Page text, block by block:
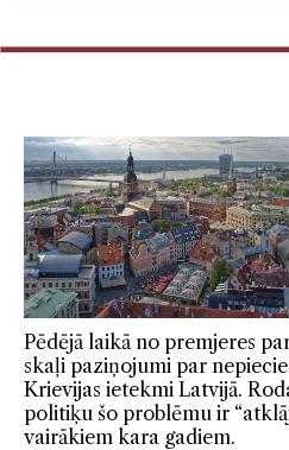
Pēdējā laikā no premjeres
skaļi paziņojumi par
Krievijas ietekmi Latvijā.
politiķu šo problēmu ir
vairākiem kara gadiem.